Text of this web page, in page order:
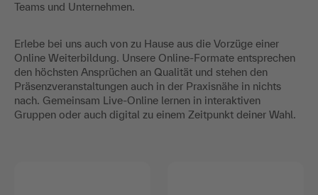
Teams und Unternehmen.
Erlebe bei uns auch von zu Hause aus die Vorzüge einer
Online Weiterbildung. Unsere Online-Formate entsprechen
den höchsten Ansprüchen an Qualität und stehen den
Präsenzveranstaltungen auch in der Praxisnähe in nichts
nach. Gemeinsam Live-Online lernen in interaktiven
Gruppen oder auch digital zu einem Zeitpunkt deiner Wahl.